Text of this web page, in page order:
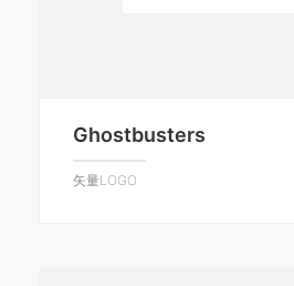
Ghostbusters
矢量LOGO